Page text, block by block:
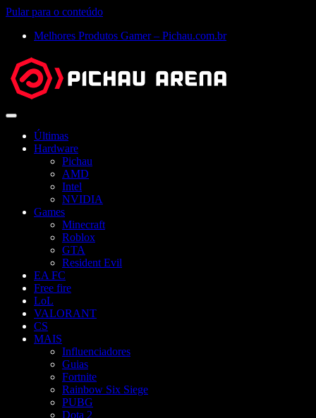
Pular para o conteúdo
Melhores Produtos Gamer – Pichau.com.br
Abrir
Últimas
Hardware
Pichau
AMD
Intel
NVIDIA
Games
Minecraft
Roblox
GTA
Resident Evil
EA FC
Free fire
LoL
VALORANT
CS
MAIS
Influenciadores
Guias
Fortnite
Rainbow Six Siege
PUBG
Dota 2